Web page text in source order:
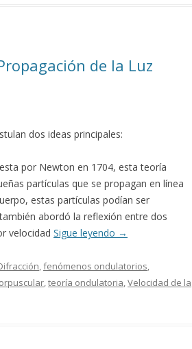
de la Luz
dos ideas principales:
por Newton en 1704, esta teoría
partículas que se propagan en línea
estas partículas podían ser
abordó la reflexión entre dos
velocidad Sigue leyendo →
,fenómenos ondulatorios,
,teoría ondulatoria,Velocidad de la